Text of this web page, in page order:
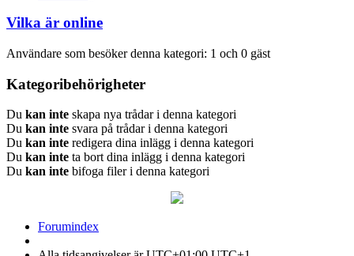
Vilka är online
Användare som besöker denna kategori: 1 och 0 gäst
Kategoribehörigheter
Du kan inte skapa nya trådar i denna kategori
Du kan inte svara på trådar i denna kategori
Du kan inte redigera dina inlägg i denna kategori
Du kan inte ta bort dina inlägg i denna kategori
Du kan inte bifoga filer i denna kategori
Forumindex